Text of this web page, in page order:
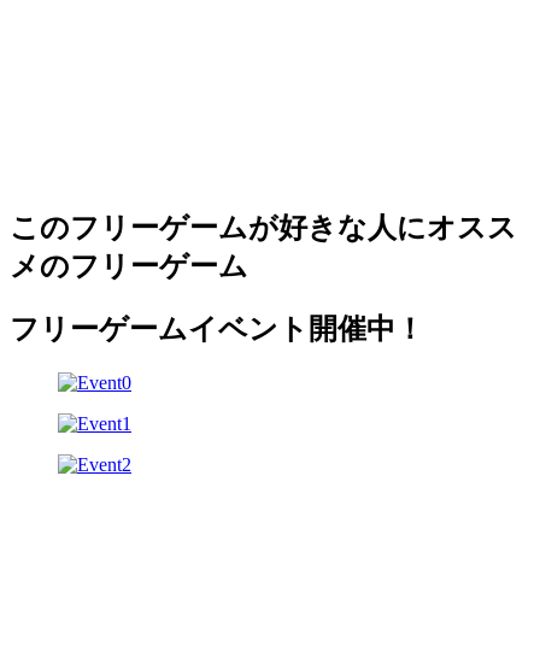
このフリーゲームが好きな人にオスス
メのフリーゲーム
フリーゲームイベント開催中！